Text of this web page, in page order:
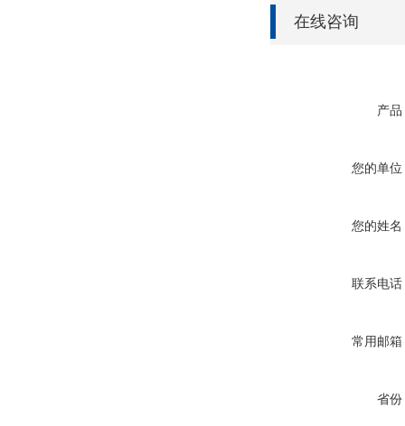
在线咨询
产品
您的单位
您的姓名
联系电话
常用邮箱
省份